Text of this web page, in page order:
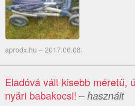
aprodx.hu – 2017.06.08.
Eladóvá vált kisebb méretű,
nyári babakocsi! – használt